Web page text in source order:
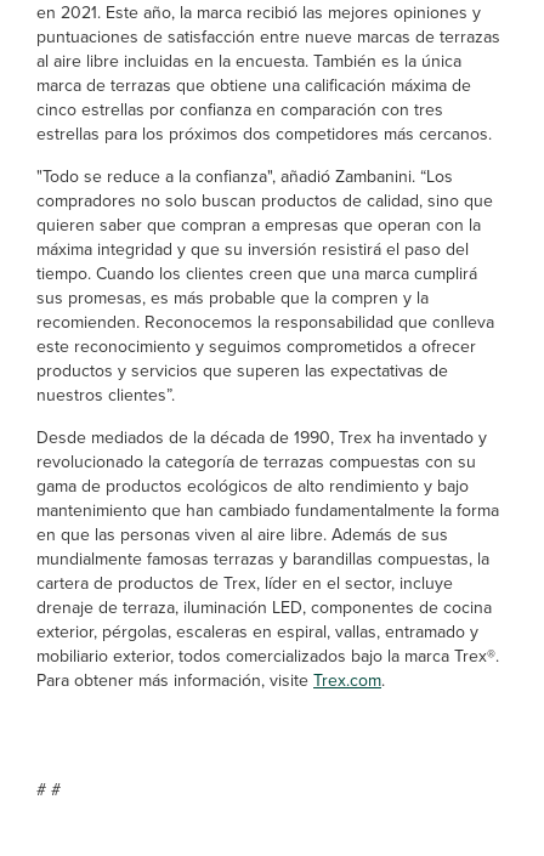
en 2021. Este año, la marca recibió las mejores opiniones y
puntuaciones de satisfacción entre nueve marcas de terrazas
al aire libre incluidas en la encuesta. También es la única
marca de terrazas que obtiene una calificación máxima de
cinco estrellas por confianza en comparación con tres
estrellas para los próximos dos competidores más cercanos.
"Todo se reduce a la confianza", añadió Zambanini. “Los
compradores no solo buscan productos de calidad, sino que
quieren saber que compran a empresas que operan con la
máxima integridad y que su inversión resistirá el paso del
tiempo. Cuando los clientes creen que una marca cumplirá
sus promesas, es más probable que la compren y la
recomienden. Reconocemos la responsabilidad que conlleva
este reconocimiento y seguimos comprometidos a ofrecer
productos y servicios que superen las expectativas de
nuestros clientes”.
Desde mediados de la década de 1990, Trex ha inventado y
revolucionado la categoría de terrazas compuestas con su
gama de productos ecológicos de alto rendimiento y bajo
mantenimiento que han cambiado fundamentalmente la forma
en que las personas viven al aire libre. Además de sus
mundialmente famosas terrazas y barandillas compuestas, la
cartera de productos de Trex, líder en el sector, incluye
drenaje de terraza, iluminación LED, componentes de cocina
exterior, pérgolas, escaleras en espiral, vallas, entramado y
mobiliario exterior, todos comercializados bajo la marca Trex®.
Para obtener más información, visiteTrex.com.
# #